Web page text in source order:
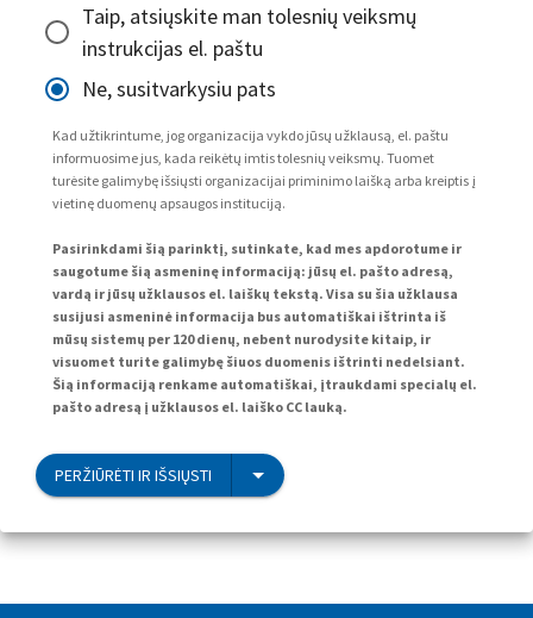
Taip, atsiųskite man tolesnių veiksmų
instrukcijas el. paštu
Ne, susitvarkysiu pats
Kad užtikrintume, jog organizacija vykdo jūsų užklausą, el. paštu
informuosime jus, kada reikėtų imtis tolesnių veiksmų. Tuomet
turėsite galimybę išsiųsti organizacijai priminimo laišką arba kreiptis į
vietinę duomenų apsaugos instituciją.
Pasirinkdami šią parinktį, sutinkate, kad mes apdorotume ir
saugotume šią asmeninę informaciją: jūsų el. pašto adresą,
vardą ir jūsų užklausos el. laiškų tekstą. Visa su šia užklausa
susijusi asmeninė informacija bus automatiškai ištrinta iš
mūsų sistemų per 120 dienų, nebent nurodysite kitaip, ir
visuomet turite galimybę šiuos duomenis ištrinti nedelsiant.
Šią informaciją renkame automatiškai, įtraukdami specialų el.
pašto adresą į užklausos el. laiško CC lauką.
PERŽIŪRĖTI IR IŠSIŲSTI